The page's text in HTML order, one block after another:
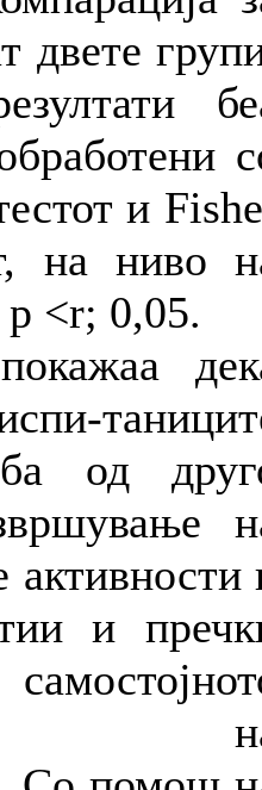
двете
и
на ниво
р <r; 0,05.
од
активности
и